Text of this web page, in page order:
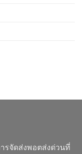
รจัดส่งพอตส่งด่วนที่